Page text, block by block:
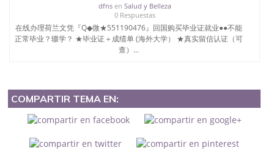
dfnsen Salud y Belleza
0 Respuestas
在线办理荷兰文凭『Q◆微★551190476』回国购买毕业证就业●●不能
正常毕业？辍学？ ★毕业证＋成绩单 (海外大学） ★真实留信认证（可
查）...
COMPARTIR TEMA EN: